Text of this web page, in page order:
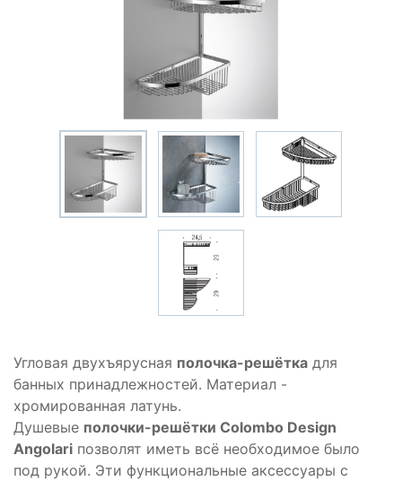
Угловая двухъярусная полочка-решётка для
банных принадлежностей. Материал -
хромированная латунь.
Душевые полочки-решётки Colombo Design
Angolari позволят иметь всё необходимое было
под рукой. Эти функциональные аксессуары с